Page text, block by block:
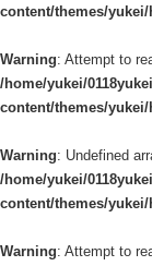
content/themes/yukei/
Warning: Attempt to
/home/yukei/
content/themes/yukei/
Warning: Undefined
/home/yukei/
content/themes/yukei/
Warning: Attempt to